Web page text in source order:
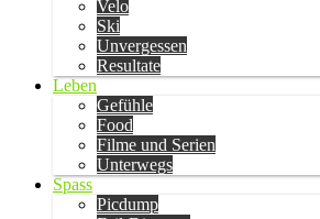
Velo
Ski
Unvergessen
Resultate
Leben
Gefühle
Food
Filme und Serien
Unterwegs
Spass
Picdump